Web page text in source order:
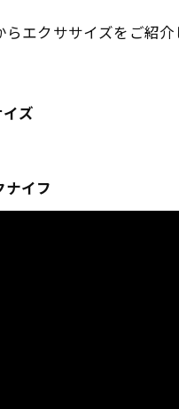
らエクササイズをご紹介
ズ
イフ